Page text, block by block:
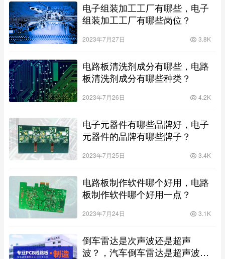
电子组装加工工厂有哪些，电子
组装加工工厂有哪些岗位？
2023年7月27日 3.8K
电路板清洗剂成分有哪些，电路
板清洗剂成分有哪些种类？
2023年7月26日 4.2K
电子元器件有哪些品牌好，电子
元器件的品牌有哪些牌子？
2023年7月25日 3.4K
电路板制作软件哪个好用，电路
板制作软件哪个好用一点？
2023年7月24日 3.1K
倒车雷达是次声波还是超声
波？，汽车倒车雷达是超声波还